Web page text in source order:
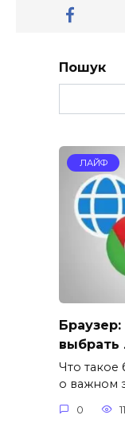
Пошук
ЛАЙФ
Браузер:
Что такое
о важном
0 11